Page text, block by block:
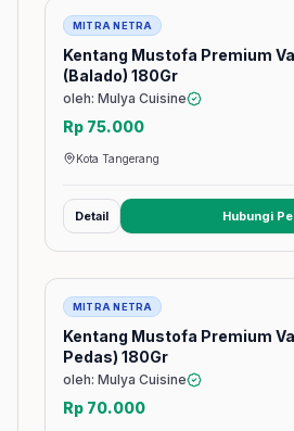
Barang
MITRA NETRA
Kentang Mustofa Premium
(Balado) 180Gr
oleh: Mulya Cuisine
Rp 75.000
Kota Tangerang
Detail Hubungi
Barang
MITRA NETRA
Kentang Mustofa Premium
Pedas) 180Gr
oleh: Mulya Cuisine
Rp 70.000